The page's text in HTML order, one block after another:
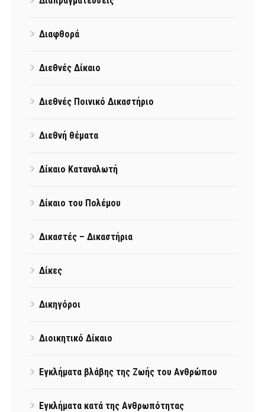
Διαφθορά
Διεθνές Δίκαιο
Διεθνές Ποινικό Δικαστήριο
Διεθνή θέματα
Δίκαιο Καταναλωτή
Δίκαιο του Πολέμου
Δικαστές – Δικαστήρια
Δίκες
Δικηγόροι
Διοικητικό Δίκαιο
Εγκλήματα βλάβης της Ζωής του Ανθρώπου
Εγκλήματα κατά της Ανθρωπότητας